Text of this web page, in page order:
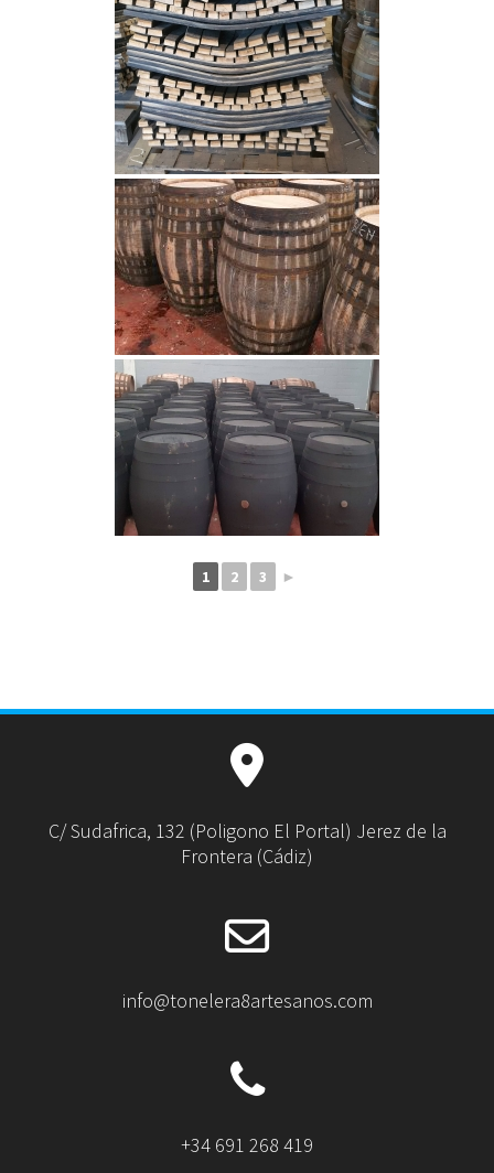
1 2 3 ►
C/ Sudafrica, 132 (Poligono El Portal) Jerez de la
Frontera (Cádiz)
info@tonelera8artesanos.com
+34 691 268 419